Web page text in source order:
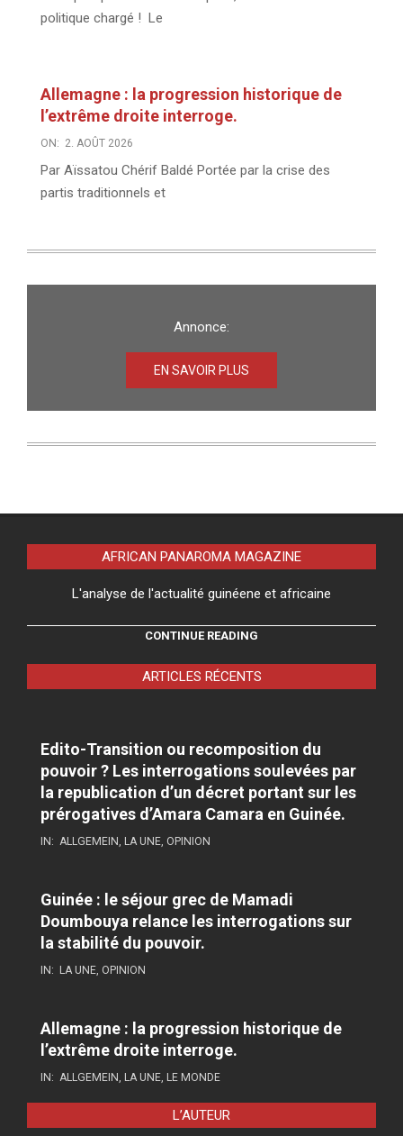
politique chargé ! Le
Allemagne : la progression historique de
l’extrême droite interroge.
ON: 2. AOÛT 2026
Par Aïssatou Chérif Baldé Portée par la crise des
partis traditionnels et
Annonce:
EN SAVOIR PLUS
AFRICAN PANAROMA MAGAZINE
L'analyse de l'actualité guinéene et africaine
CONTINUE READING
ARTICLES RÉCENTS
Edito-Transition ou recomposition du
pouvoir ? Les interrogations soulevées par
la republication d’un décret portant sur les
prérogatives d’Amara Camara en Guinée.
IN: ALLGEMEIN, LA UNE, OPINION
Guinée : le séjour grec de Mamadi
Doumbouya relance les interrogations sur
la stabilité du pouvoir.
IN: LA UNE, OPINION
Allemagne : la progression historique de
l’extrême droite interroge.
IN: ALLGEMEIN, LA UNE, LE MONDE
L’AUTEUR